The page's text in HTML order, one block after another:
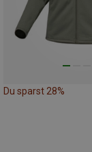
Du sparst 28%